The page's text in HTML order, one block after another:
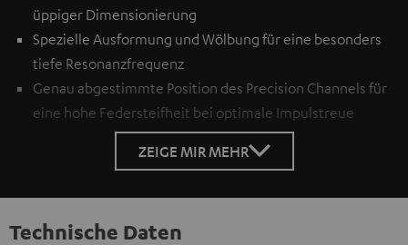
üppiger Dimensionierung
Spezielle Ausformung und Wölbung für eine besonders
tiefe Resonanzfrequenz
Genau abgestimmte Position des Precision Channels für
eine hohe Federsteifheit bei optimale Impulstreue
ZEIGE MIR MEHR
Technische Daten